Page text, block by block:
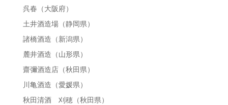
呉春 （大阪府）
土井酒造場（静岡県）
諸橋酒造 （新潟県）
麓井酒造 （山形県）
齋彌酒造店（秋田県）
川亀酒造 （愛媛県）
秋田清酒 刈穂（秋田県）